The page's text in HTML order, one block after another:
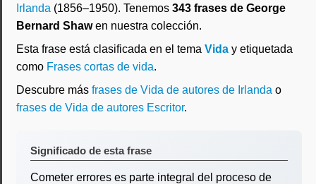
Irlanda (1856–1950). Tenemos 343 frases de George
Bernard Shawen nuestra colección.
Esta frase está clasificada en el tema Vida y etiquetada
como Frases cortas de vida.
Descubre más frases de Vida de autores de Irlanda o
frases de Vida de autores Escritor.
Significado de esta frase
Cometer errores es parte integral del proceso de